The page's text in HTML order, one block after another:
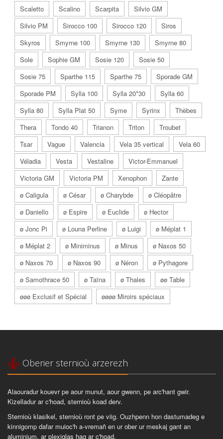
Scaletto
Scalino Scarpita
Silvio GM
Silvio PM
Sirocco 100 Sirocco 120
Siros
Skyros
Smyrne 100 Smyrne 130
Smyrne 80
Sole
Sophie GM Sosie 120
Sosie 50
Sosie 75
Sparthe 115 Sparthe 75
Sporade GM
Sporade PM
Sylla 100 Sylla 20*30
Sylla 60
Sylla 80
Sylla Plat 50 Syme Syrinx
Thèbes
Thera
Tondo 40 Trianon Triton
Troubet
Tsar
Vague Valencia Vela 35 vertical
Vela 60
Véladia
Vesta Vestaline
Victor-Emmanuel
Victoria GM
Victoria PM Xenophon
Zante
ø Caligula
ø César ø Charybde
ø Cléopâtre
ø Daniello
ø Espire ø Euclide
ø Hector
ø Jonc Pi
ø Louna Perline ø Luigi
ø Méplat 1
ø Méplat 2
ø Miniminus ø Minus
ø Naxos 50
ø Naxos 70
ø Naxos 90 ø Néron
ø Pythagore
ø Samothrace 50
ø Taïna ø Thales
øø Table
øøø Exclusif et Spécial
øøøø Miroirs spéciaux
Oberier sternioù arzerezh
Alaouradur kouevr pe aour munut, aour gwenn, pe arc'hant gwir.
Kizelladur ar c'hoad, sternioù koad derv.
Sternioù klasikel, sternioù ront pe viig. Ouzhpenn hon dastumadeg e
kinnigomp dafar muioc'h a-vremañ en ur ober ur meskaj gant an
aluminium, ar plexiglas hag ar c'hoad.